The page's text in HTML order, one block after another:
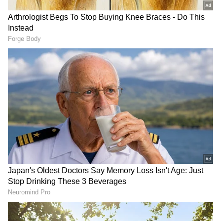
ಗಾಜಿನ ಬಾಟಲಿ, ಕೋಲ್ಡ್ ಡ್ರಿಂಕ್ಸ್ , ಜ್ಯೂಸ್ ಬಾಟಲಿಯಲ್ಲಿ
ಸೂಪರ್‌ ಫಾಸ್ಟ್ ಆಗಿ ಬೆಳೆಸ್ಬೋದು ಮನಿ ಪ್ಲಾಂಟ್
ಸಾಫ್ಟ್ ಡ್ರಿಂಕ್ ಬಾಟಲಿ ಮತ್ತು ಖಾಲಿ ಡಬ್ಬದಿಂದ
ತಯಾರಿಸಿ 'ಡಿಟರ್ಜೆಂಟ್ ಬಾಕ್ಸ್', ಕೇವಲ 3 ಹಂತಗಳಲ್ಲಿ
ಕೆಲಸ ಮುಗಿಯುತ್ತೆ!
RECOMMENDED STORIES